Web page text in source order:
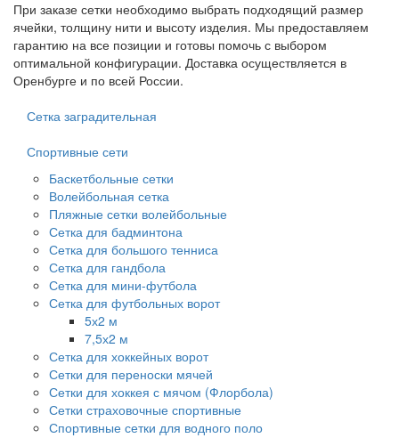
При заказе сетки необходимо выбрать подходящий размер
ячейки, толщину нити и высоту изделия. Мы предоставляем
гарантию на все позиции и готовы помочь с выбором
оптимальной конфигурации. Доставка осуществляется в
Оренбурге и по всей России.
Сетка заградительная
Спортивные сети
Баскетбольные сетки
Волейбольная сетка
Пляжные сетки волейбольные
Сетка для бадминтона
Сетка для большого тенниса
Сетка для гандбола
Сетка для мини-футбола
Сетка для футбольных ворот
5х2 м
7,5х2 м
Сетка для хоккейных ворот
Сетки для переноски мячей
Сетки для хоккея с мячом (Флорбола)
Сетки страховочные спортивные
Спортивные сетки для водного поло